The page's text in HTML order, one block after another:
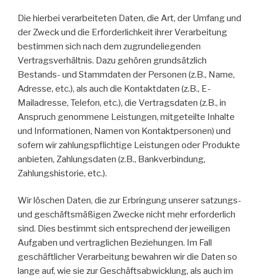
Die hierbei verarbeiteten Daten, die Art, der Umfang und
der Zweck und die Erforderlichkeit ihrer Verarbeitung
bestimmen sich nach dem zugrundeliegenden
Vertragsverhältnis. Dazu gehören grundsätzlich
Bestands- und Stammdaten der Personen (z.B., Name,
Adresse, etc.), als auch die Kontaktdaten (z.B., E-
Mailadresse, Telefon, etc.), die Vertragsdaten (z.B., in
Anspruch genommene Leistungen, mitgeteilte Inhalte
und Informationen, Namen von Kontaktpersonen) und
sofern wir zahlungspflichtige Leistungen oder Produkte
anbieten, Zahlungsdaten (z.B., Bankverbindung,
Zahlungshistorie, etc.).
Wir löschen Daten, die zur Erbringung unserer satzungs-
und geschäftsmäßigen Zwecke nicht mehr erforderlich
sind. Dies bestimmt sich entsprechend der jeweiligen
Aufgaben und vertraglichen Beziehungen. Im Fall
geschäftlicher Verarbeitung bewahren wir die Daten so
lange auf, wie sie zur Geschäftsabwicklung, als auch im